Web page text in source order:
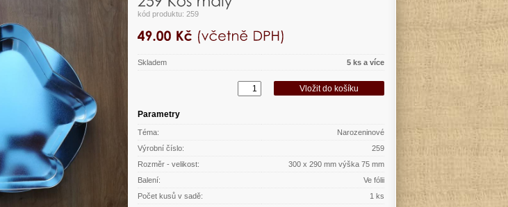
kód produktu: 259
Skladem 5 ks a více
Parametry
Téma:
Narozeninové
Výrobní číslo:
259
Rozměr - velikost:
300 x 290 mm výška 75 mm
Balení:
Ve fólii
Počet kusů v sadě:
1 ks